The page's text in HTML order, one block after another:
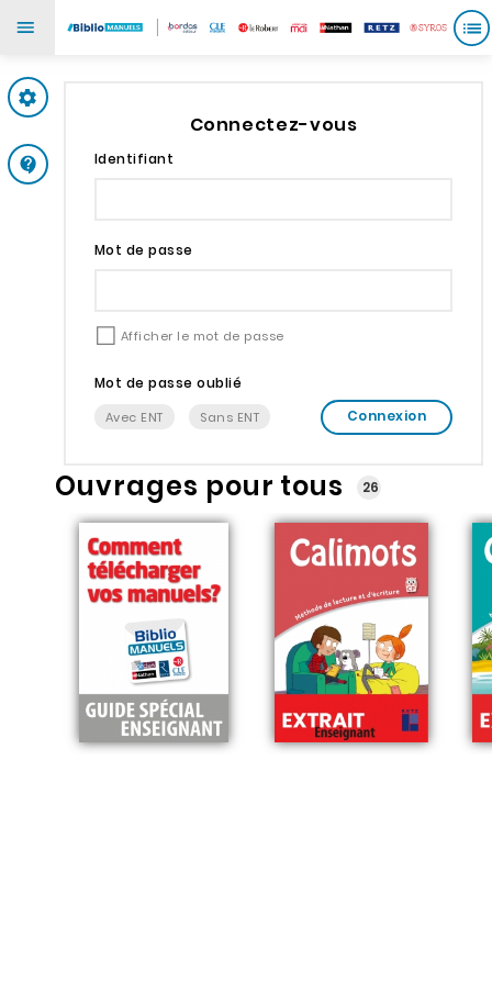
Support
Connectez-vous
Identifiant
Mot de passe
Afficher le mot de passe
Mot de passe oublié
Avec ENT Sans ENT Connexion
Ouvrages pour tous 26